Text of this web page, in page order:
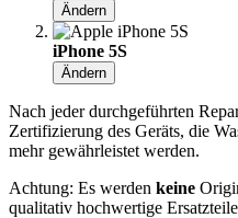
Ändern
iPhone 5S
Ändern
Nach jeder durchgeführten
Zertifizierung des Geräts, die
mehr gewährleistet werden.
Achtung: Es werden keine
qualitativ hochwertige